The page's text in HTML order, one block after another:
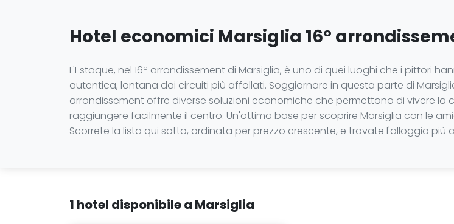
Hotel economici Marsiglia 16°
L'Estaque, nel 16º arrondissement di Marsiglia, è uno di quei luoghi che i pittori
autentica, lontana dai circuiti più affollati. Soggiornare in questa parte di
arrondissement offre diverse soluzioni economiche che permettono di vivere la
raggiungere facilmente il centro. Un'ottima base per scoprire Marsiglia con le
Scorrete la lista qui sotto, ordinata per prezzo crescente, e trovate l'alloggio
1 hotel disponibile a Marsiglia